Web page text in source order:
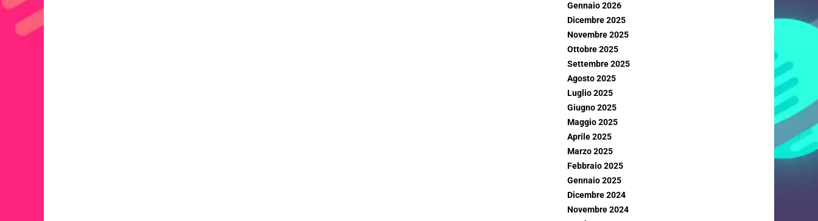
Gennaio 2026
Dicembre 2025
Novembre 2025
Ottobre 2025
Settembre 2025
Agosto 2025
Luglio 2025
Giugno 2025
Maggio 2025
Aprile 2025
Marzo 2025
Febbraio 2025
Gennaio 2025
Dicembre 2024
Novembre 2024